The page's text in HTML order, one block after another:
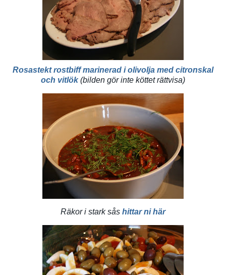
Rosastekt rostbiff marinerad i olivolja med citronskal
och vitlök(bilden gör inte köttet rättvisa)
Räkor i stark sås hittar ni här